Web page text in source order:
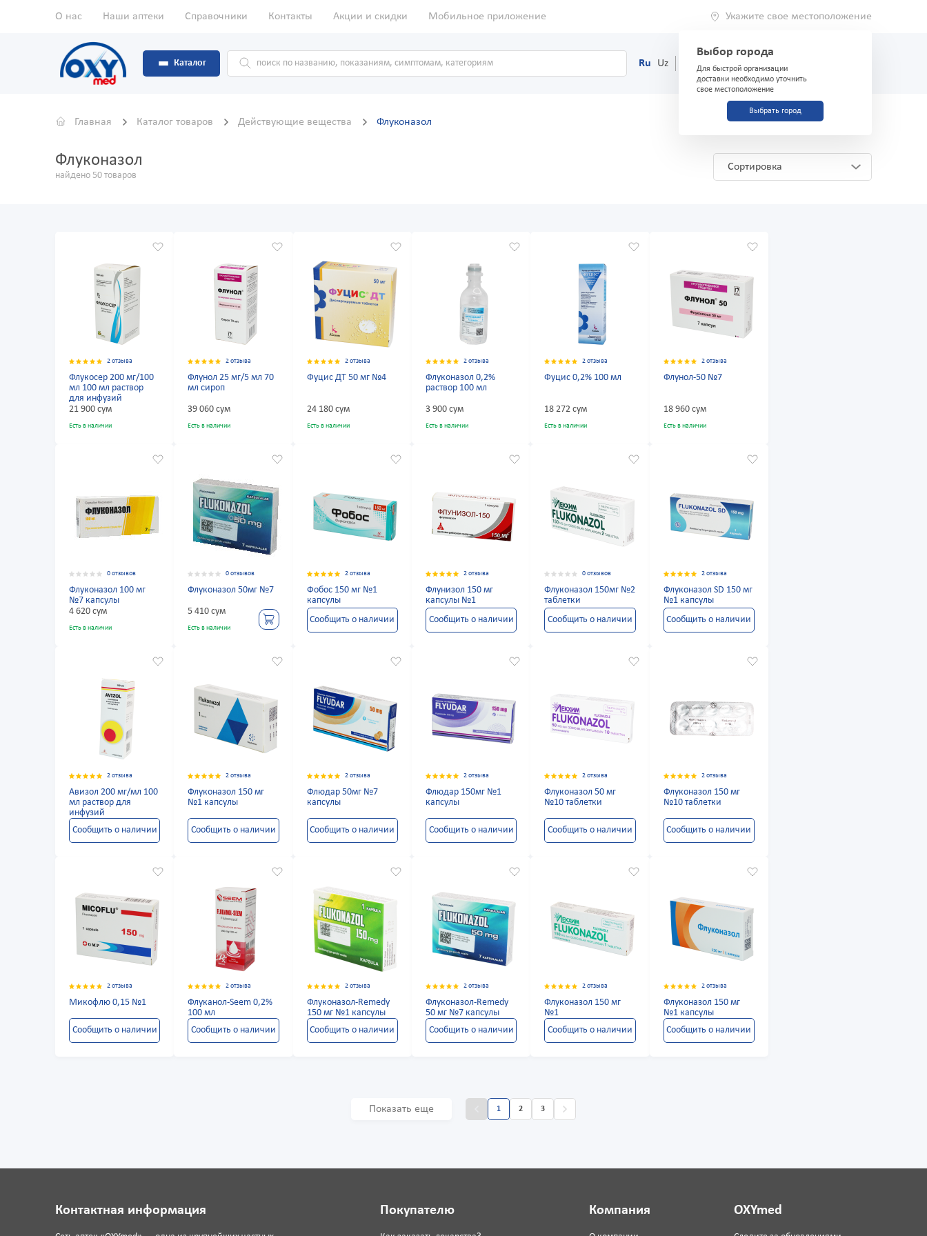
О нас Наши аптеки Справочники Контакты Акции и скидки Мобильное приложение Укажите свое местоположение
Выбор города
Для быстрой организации
доставки необходимо уточнить
свое местоположение
Выбрать город
Каталог Ru Uz (71) 200-03-03
Главная Каталог товаров Действующие вещества Флуконазол
Флуконазол
найдено 50 товаров
Сортировка
2 отзыва
Флукосер 200 мг/100
мл 100 мл раствор
для инфузий
21 900 сум
Есть в наличии
2 отзыва
Флунол 25 мг/5 мл 70
мл сироп
39 060 сум
Есть в наличии
2 отзыва
Фуцис ДТ 50 мг №4
24 180 сум
Есть в наличии
2 отзыва
Флуконазол 0,2%
раствор 100 мл
3 900 сум
Есть в наличии
2 отзыва
Фуцис 0,2% 100 мл
18 272 сум
Есть в наличии
2 отзыва
Флунол-50 №7
18 960 сум
Есть в наличии
0 отзывов
Флуконазол 100 мг
№7 капсулы
4 620 сум
Есть в наличии
0 отзывов
Флуконазол 50мг №7
5 410 сум
Есть в наличии
2 отзыва
Фобос 150 мг №1
капсулы
Сообщить о наличии
2 отзыва
Флунизол 150 мг
капсулы №1
Сообщить о наличии
0 отзывов
Флуконазол 150мг №2
таблетки
Сообщить о наличии
2 отзыва
Флуконазол SD 150 мг
№1 капсулы
Сообщить о наличии
2 отзыва
Авизол 200 мг/мл 100
мл раствор для
инфузий
Сообщить о наличии
2 отзыва
Флуконазол 150 мг
№1 капсулы
Сообщить о наличии
2 отзыва
Флюдар 50мг №7
капсулы
Сообщить о наличии
2 отзыва
Флюдар 150мг №1
капсулы
Сообщить о наличии
2 отзыва
Флуконазол 50 мг
№10 таблетки
Сообщить о наличии
2 отзыва
Флуконазол 150 мг
№10 таблетки
Сообщить о наличии
2 отзыва
Микофлю 0,15 №1
Сообщить о наличии
2 отзыва
Флуканол-Seem 0,2%
100 мл
Сообщить о наличии
2 отзыва
Флуконазол-Remedy
150 мг №1 капсулы
Сообщить о наличии
2 отзыва
Флуконазол-Remedy
50 мг №7 капсулы
Сообщить о наличии
2 отзыва
Флуконазол 150 мг
№1
Сообщить о наличии
2 отзыва
Флуконазол 150 мг
№1 капсулы
Сообщить о наличии
Показать еще 1 2 3
Контактная информация Покупателю Компания OXYmed